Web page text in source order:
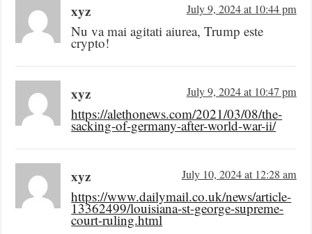
xyz July 9, 2024 at 10:44 pm
Nu va mai agitati aiurea, Trump este
crypto!
xyz July 9, 2024 at 10:47 pm
https://alethonews.com/2021/03/08/the-
sacking-of-germany-after-world-war-ii/
xyz July 10, 2024 at 12:28 am
https://www.dailymail.co.uk/news/article-
13362499/louisiana-st-george-supreme-
court-ruling.html